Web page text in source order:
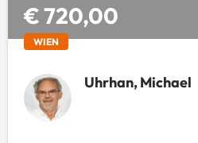
€ 720,00
WIEN
Uhrhan, Michael